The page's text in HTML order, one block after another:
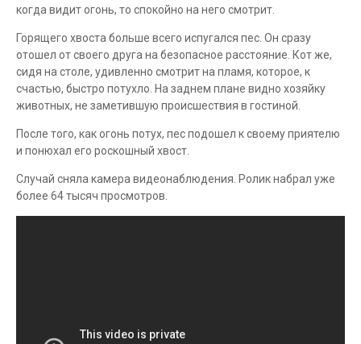
когда видит огонь, то спокойно на него смотрит.
Горящего хвоста больше всего испугался пес. Он сразу
отошел от своего друга на безопасное расстояние. Кот же,
сидя на столе, удивленно смотрит на пламя, которое, к
счастью, быстро потухло. На заднем плане видно хозяйку
животных, не заметившую происшествия в гостиной.
После того, как огонь потух, пес подошел к своему приятелю
и понюхал его роскошный хвост.
Случай сняла камера видеонаблюдения. Ролик набрал уже
более 64 тысяч просмотров.